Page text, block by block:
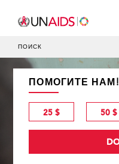
ПОИСК
ПОМОГИТЕ НАМ!
25 $ 50 $